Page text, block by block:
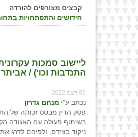
קבצים מצורפים להורדה
חידושים והתפתחויות
ליישוב סמכות
התנדבות וכו') / אביתר
06 דצמ 2022
נכתב ע"י מנחם גדרון
פסק הדין מבסס זכותה של
בשיתוף פעולה עם האגודה
ניקוד בצידם, ולפיהם לדרג